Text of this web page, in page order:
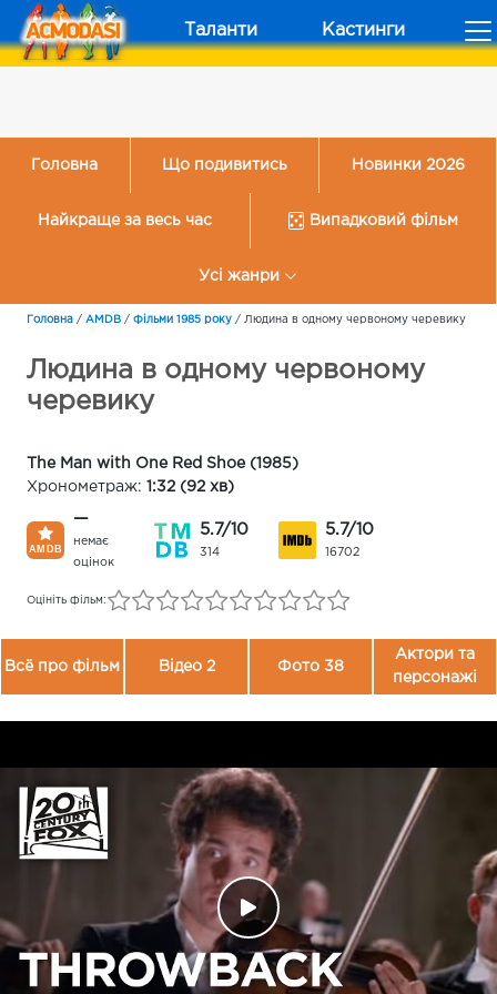
Таланти Кастинги
Головна Що подивитись Новинки 2026
Найкраще за весь час Випадковий фільм
Усі жанри
Головна / AMDB / Фільми 1985 року / Людина в одному червоному черевику
Людина в одному червоному
черевику
The Man with One Red Shoe (1985)
Хронометраж: 1:32 (92 хв)
—
немає
оцінок
5.7/10
314
5.7/10
16702
Оцініть фільм:
Всё про фільм Відео 2 Фото 38
Актори та
персонажі